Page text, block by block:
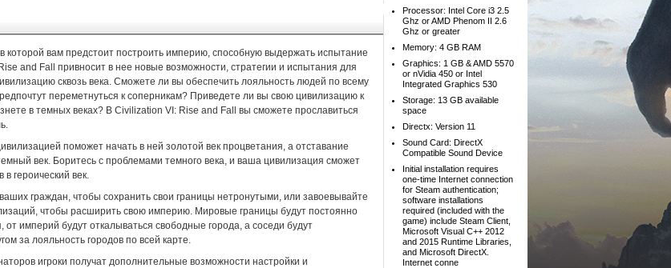
которой вам предстоит построить империю, способную выдержать испытание
and Fall привносит в нее новые возможности, стратегии и испытания для
сквозь века. Сможете ли вы обеспечить лояльность людей по всему
переметнуться к соперникам? Приведете ли вы свою цивилизацию к
в темных веках? В Civilization VI: Rise and Fall вы сможете прославиться
поможет начать в ней золотой век процветания, а отставание
век. Боритесь с проблемами темного века, и ваша цивилизация сможет
в героический век.
граждан, чтобы сохранить свои границы нетронутыми, или завоевывайте
чтобы расширить свою империю. Мировые границы будут постоянно
от империй будут откалываться свободные города, а соседи будут
за лояльность городов по всей карте.
игроки получат дополнительные возможности настройки и
Processor: Intel Core i3 2.5
Ghz or AMD Phenom II 2.6
Ghz or greater
Memory: 4 GB RAM
Graphics: 1 GB & AMD 5570
or nVidia 450 or Intel
Integrated Graphics 530
Storage: 13 GB available
space
Directx: Version 11
Sound Card: DirectX
Compatible Sound Device
Initial installation requires
one-time Internet connection
for Steam authentication;
software installations
required (included with the
game) include Steam Client,
Microsoft Visual C++ 2012
and 2015 Runtime Libraries,
and Microsoft DirectX.
Internet conne